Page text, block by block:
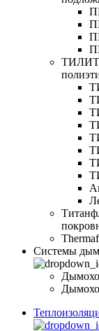
ТИЛИТ
Cистемы